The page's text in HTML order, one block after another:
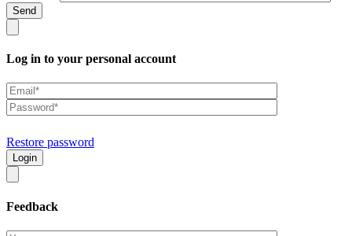
Log in to your personal account
Restore password
Feedback